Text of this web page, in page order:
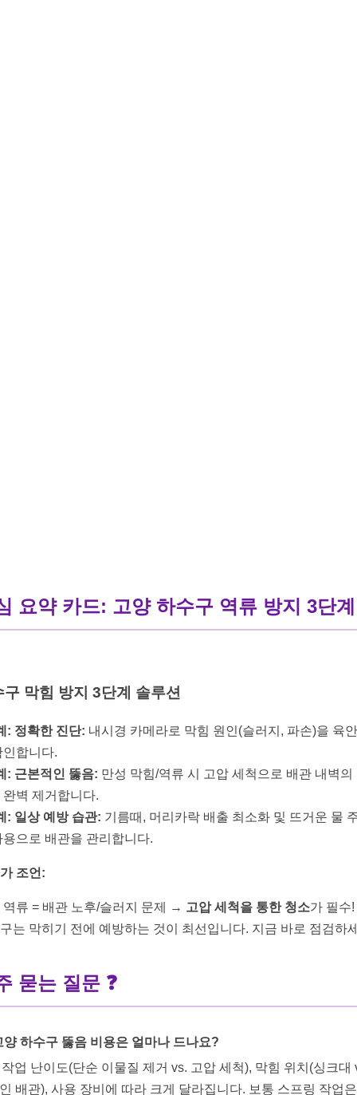
요약 카드: 고양 하수구 역류 방지 3단
구 막힘 방지 3단계 솔루션
: 정확한 진단: 내시경 카메라로 막힘 원인(슬러지, 파손)을 육
인합니다.
: 근본적인 뚫음: 만성 막힘/역류 시 고압 세척으로 배관 내벽의
완벽 제거합니다.
: 일상 예방 습관: 기름때, 머리카락 배출 최소화 및 뜨거운 물
용으로 배관을 관리합니다.
조언:
역류 = 배관 노후/슬러지 문제 → 고압 세척을 통한 청소가 필수!
는 막히기 전에 예방하는 것이 최선입니다. 지금 바로 점검하
묻는 질문 ❓
양 하수구 뚫음 비용은 얼마나 드나요?
업 난이도(단순 이물질 제거 vs. 고압 세척), 막힘 위치(싱크대
배관), 사용 장비에 따라 크게 달라집니다. 보통 스프링 작업